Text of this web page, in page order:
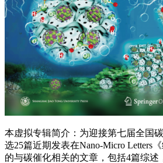
本虚拟专辑简介：为迎接第七届全国
选25篇近期发表在Nano-Micro Letters
的与碳催化相关的文章，包括4篇综述